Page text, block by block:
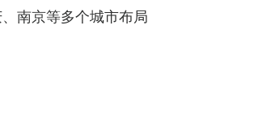
南京等多个城市布局